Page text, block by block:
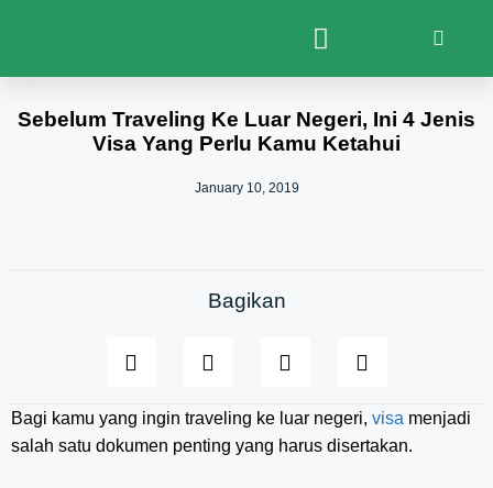
Sebelum Traveling Ke Luar Negeri, Ini 4 Jenis
Visa Yang Perlu Kamu Ketahui
January 10, 2019
Bagikan
Bagi kamu yang ingin traveling ke luar negeri, visa menjadi
salah satu dokumen penting yang harus disertakan.